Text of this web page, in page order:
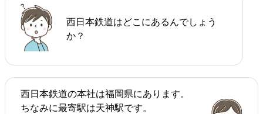
西日本鉄道はどこにあるんでしょう
か？
西日本鉄道の本社は福岡県にあります。
ちなみに最寄駅は天神駅です。